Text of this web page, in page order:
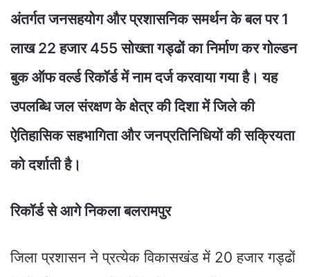
अंतर्गत जनसहयोग और प्रशासनिक समर्थन के बल पर 1
लाख 22 हजार 455 सोख्ता गड्ढों का निर्माण कर गोल्डन
बुक ऑफ वर्ल्ड रिकॉर्ड में नाम दर्ज करवाया गया है। यह
उपलब्धि जल संरक्षण के क्षेत्र की दिशा में जिले की
ऐतिहासिक सहभागिता और जनप्रतिनिधियों की सक्रियता
को दर्शाती है।
रिकॉर्ड से आगे निकला बलरामपुर
जिला प्रशासन ने प्रत्येक विकासखंड में 20 हजार गड्ढों